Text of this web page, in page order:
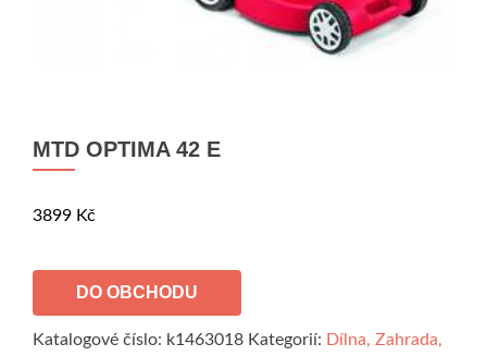
MTD OPTIMA 42 E
3899 Kč
DO OBCHODU
Katalogové číslo: k1463018 Kategorií: Dílna, Zahrada,